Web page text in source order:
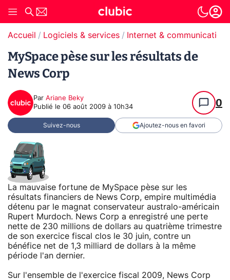
Accueil Logiciels & services Internet & communication
MySpace pèse sur les résultats de
News Corp
Par Ariane Beky
Publié le 06 août 2009 à 10h34 0
Suivez-nous Ajoutez-nous en favori
La mauvaise fortune de MySpace pèse sur les
résultats financiers de News Corp, empire multimédia
détenu par le magnat conservateur australo-américain
Rupert Murdoch. News Corp a enregistré une perte
nette de 230 millions de dollars au quatrième trimestre
de son exercice fiscal clos le 30 juin, contre un
bénéfice net de 1,3 milliard de dollars à la même
période l'an dernier.
Sur l'ensemble de l'exercice fiscal 2009, News Corp